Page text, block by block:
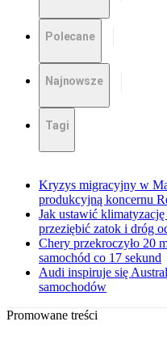
Polecane
Najnowsze
Tagi
Kryzys migracyjny w
produkcyjną koncernu
Jak ustawić
przeziębić zatok i dróg
Chery przekroczyło 20
samochód co 17 sekund
Audi inspiruje się
samochodów
Promowane treści